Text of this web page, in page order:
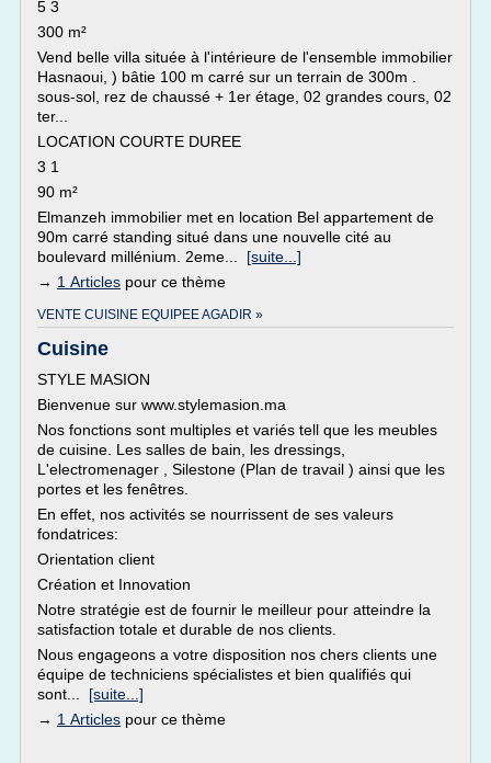
5 3
300 m²
Vend belle villa située à l'intérieure de l'ensemble immobilier
Hasnaoui, ) bâtie 100 m carré sur un terrain de 300m .
sous-sol, rez de chaussé + 1er étage, 02 grandes cours, 02
ter...
LOCATION COURTE DUREE
3 1
90 m²
Elmanzeh immobilier met en location Bel appartement de
90m carré standing situé dans une nouvelle cité au
boulevard millénium. 2eme... [suite...]
→ 1 Articles pour ce thème
VENTE CUISINE EQUIPEE AGADIR »
Cuisine
STYLE MASION
Bienvenue sur www.stylemasion.ma
Nos fonctions sont multiples et variés tell que les meubles
de cuisine. Les salles de bain, les dressings,
L'electromenager , Silestone (Plan de travail ) ainsi que les
portes et les fenêtres.
En effet, nos activités se nourrissent de ses valeurs
fondatrices:
Orientation client
Création et Innovation
Notre stratégie est de fournir le meilleur pour atteindre la
satisfaction totale et durable de nos clients.
Nous engageons a votre disposition nos chers clients une
équipe de techniciens spécialistes et bien qualifiés qui
sont... [suite...]
→ 1 Articles pour ce thème